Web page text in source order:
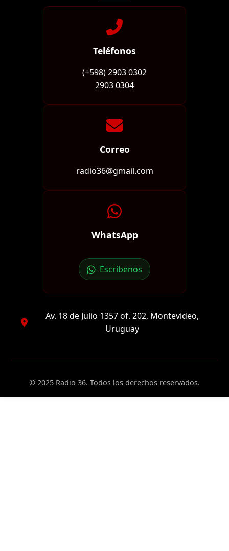
Teléfonos
(+598) 2903 0302
2903 0304
Correo
radio36@gmail.com
WhatsApp
Escríbenos
Av. 18 de Julio 1357 of. 202, Montevideo,
Uruguay
© 2025 Radio 36. Todos los derechos reservados.